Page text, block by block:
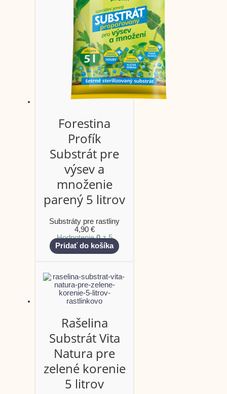
Forestina
Profík
Substrát pre
výsev a
množenie
parený 5 litrov
Substráty pre rastliny
4,90 €
Hodnotenie0z 5
Pridať do košíka
Rašelina
Substrát Vita
Natura pre
zelené korenie
5 litrov